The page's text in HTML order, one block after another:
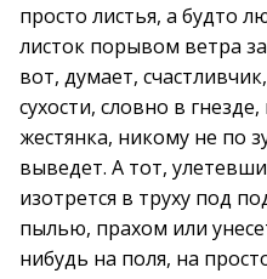
просто листья, а будто
листок порывом ветра
вот, думает,
сухости, словно в
жестянка, никому не по
выведет. А тот,
изотрется в труху под
пылью, прахом или
нибудь на поля, на